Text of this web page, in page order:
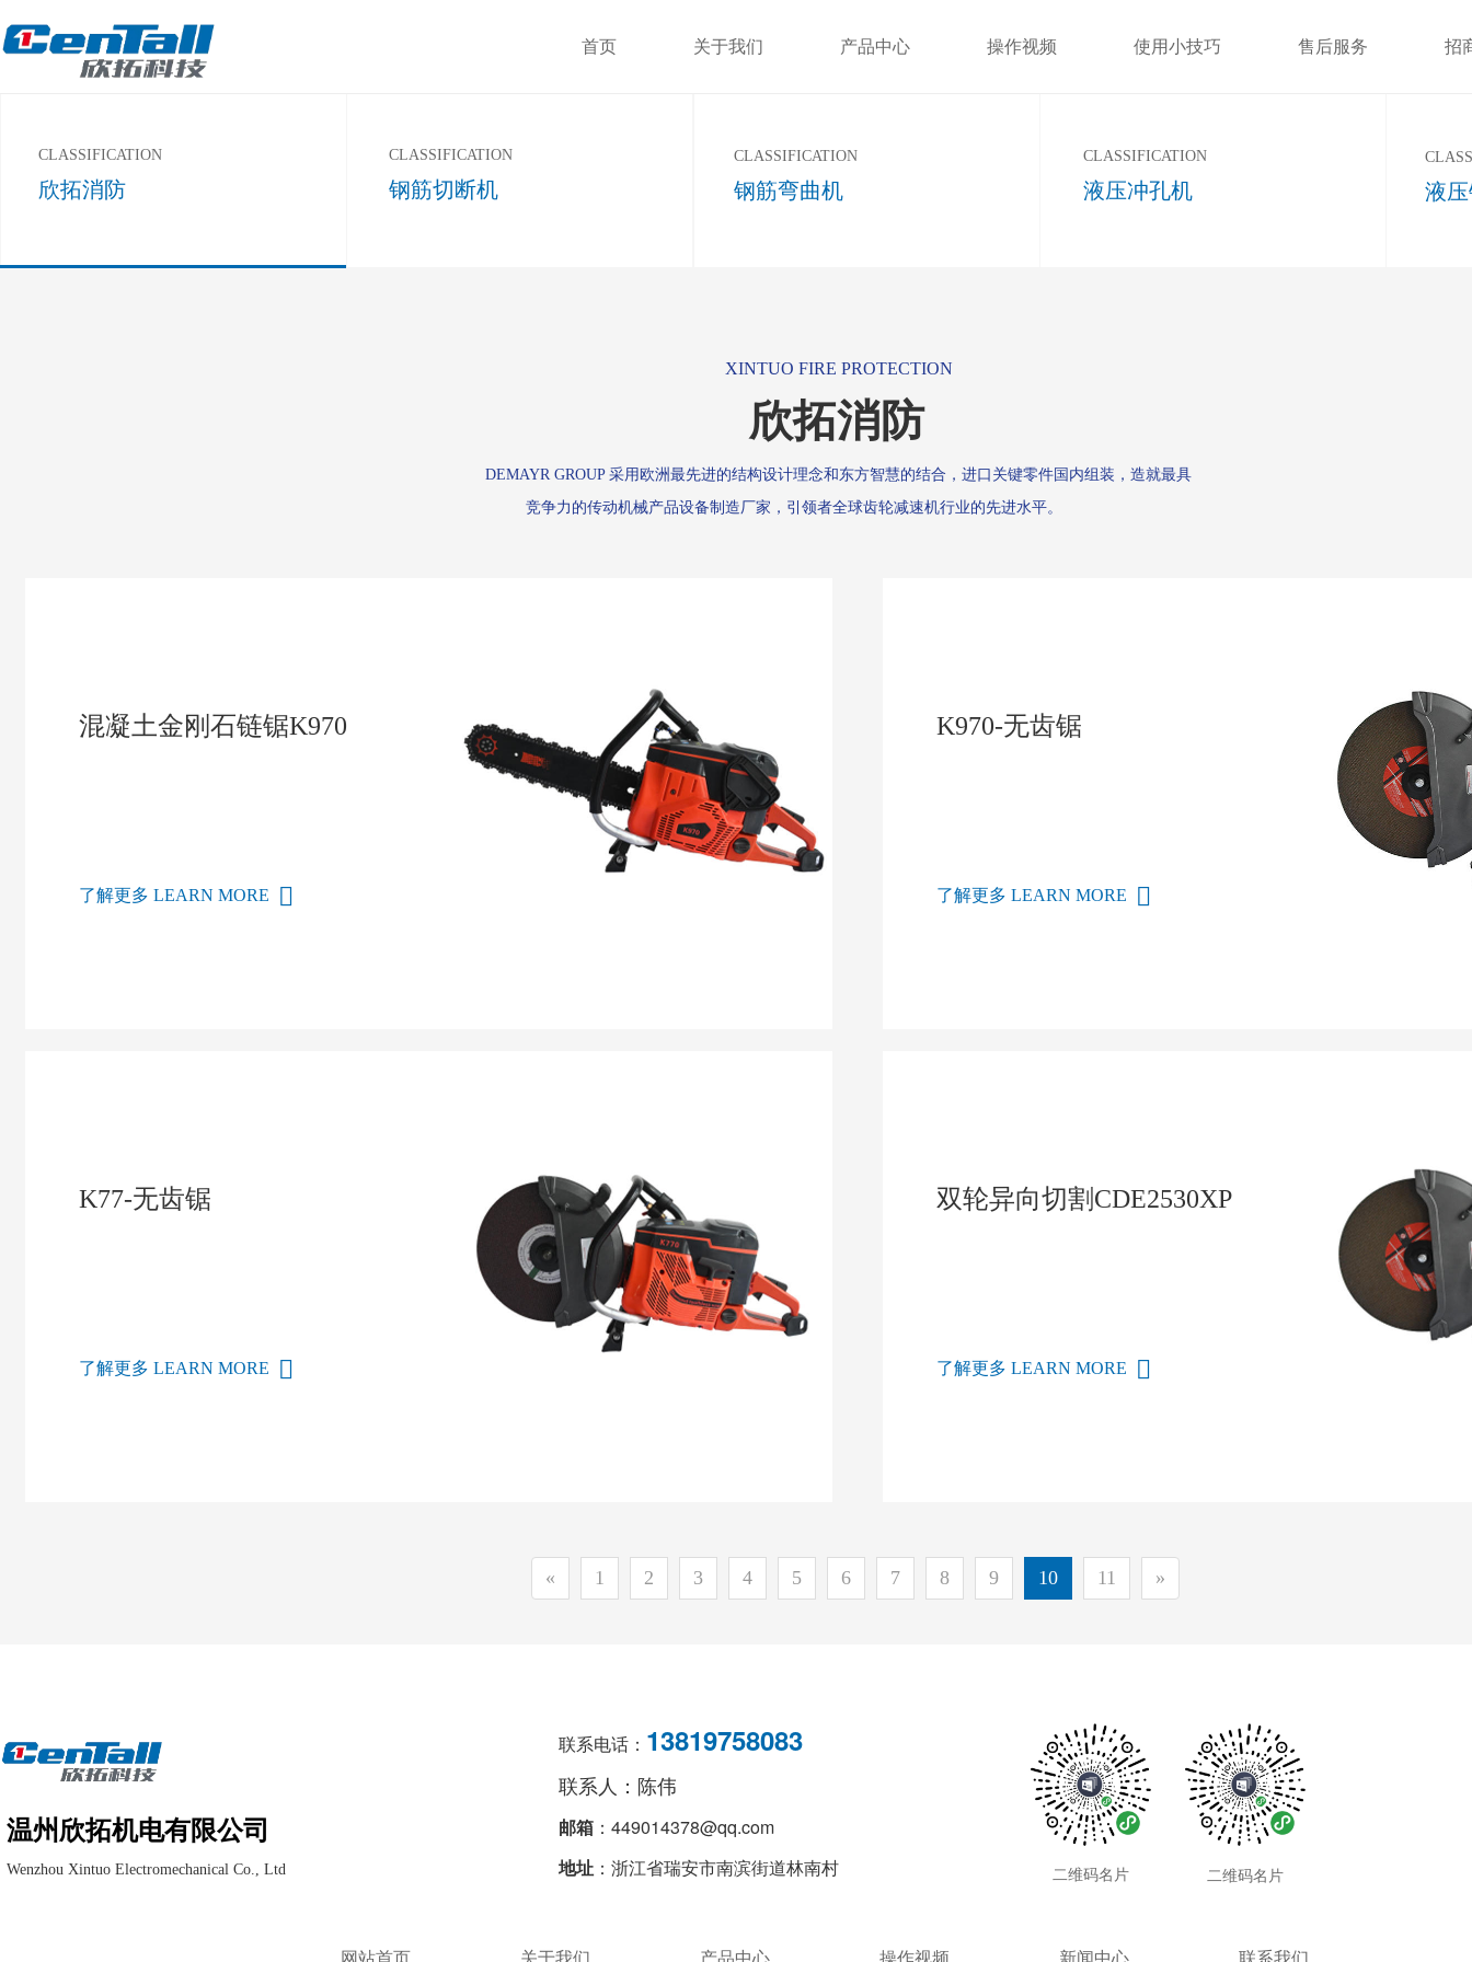
首页 关于我们 产品中心 操作视频 使用小技巧 售后服务 招
钢筋切断机
CLASSIFICATION
钢筋弯曲机
CLASSIFICATION
液压冲孔机
CLASSIFICATION
液
欣拓消防
CLASSIFICATION
XINTUO FIRE PROTECTION
欣拓消防
DEMAYR GROUP 采用欧洲最先进的结构设计理念和东方智慧的结合，进口关键零件国内组装，造就最具
竞争力的传动机械产品设备制造厂家，引领者全球齿轮减速机行业的先进水平。
混凝土金刚石链锯K970
了解更多 LEARN MORE
K970-无齿锯
了解更多 LEARN MORE
K77-无齿锯
了解更多 LEARN MORE
双轮异向切割CDE2530XP
了解更多 LEARN MORE
« 1 2 3 4 5 6 7 8 9 10 11 »
二维码名片
温州欣拓机电有限公司
Wenzhou Xintuo Electromechanical Co., Ltd
联系电话： 13819758083
联系人：陈伟
邮箱 ：449014378@qq.com
地址 ：浙江省瑞安市南滨街道林南村
网站首页 关于我们 产品中心 操作视频 新闻中心 联系我们
二维码名片